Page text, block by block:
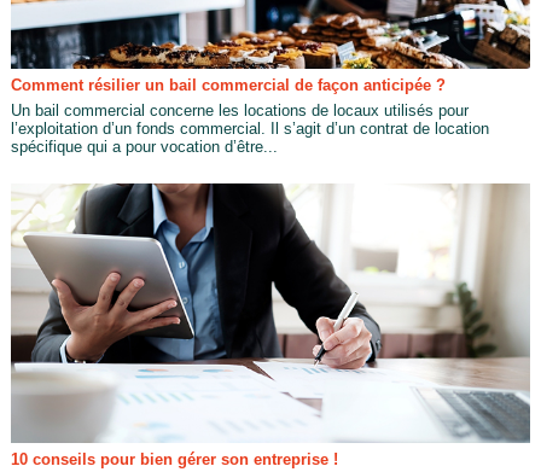
Comment résilier un bail commercial de façon anticipée ?
Un bail commercial concerne les locations de locaux utilisés pour
l’exploitation d’un fonds commercial. Il s’agit d’un contrat de location
spécifique qui a pour vocation d’être...
10 conseils pour bien gérer son entreprise !